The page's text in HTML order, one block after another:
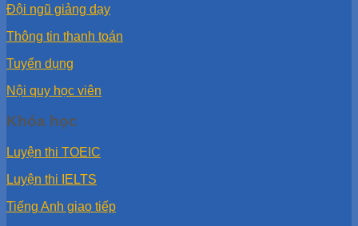
Đội ngũ giảng dạy
Thông tin thanh toán
Tuyển dụng
Nội quy học viên
Khóa học
Luyện thi TOEIC
Luyện thi IELTS
Tiếng Anh giao tiếp